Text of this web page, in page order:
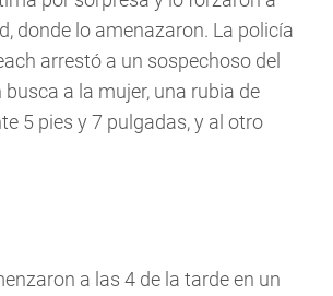
donde lo amenazaron. La policía
arrestó a un sospechoso del
a la mujer, una rubia de
5 pies y 7 pulgadas, y al otro
a las 4 de la tarde en un